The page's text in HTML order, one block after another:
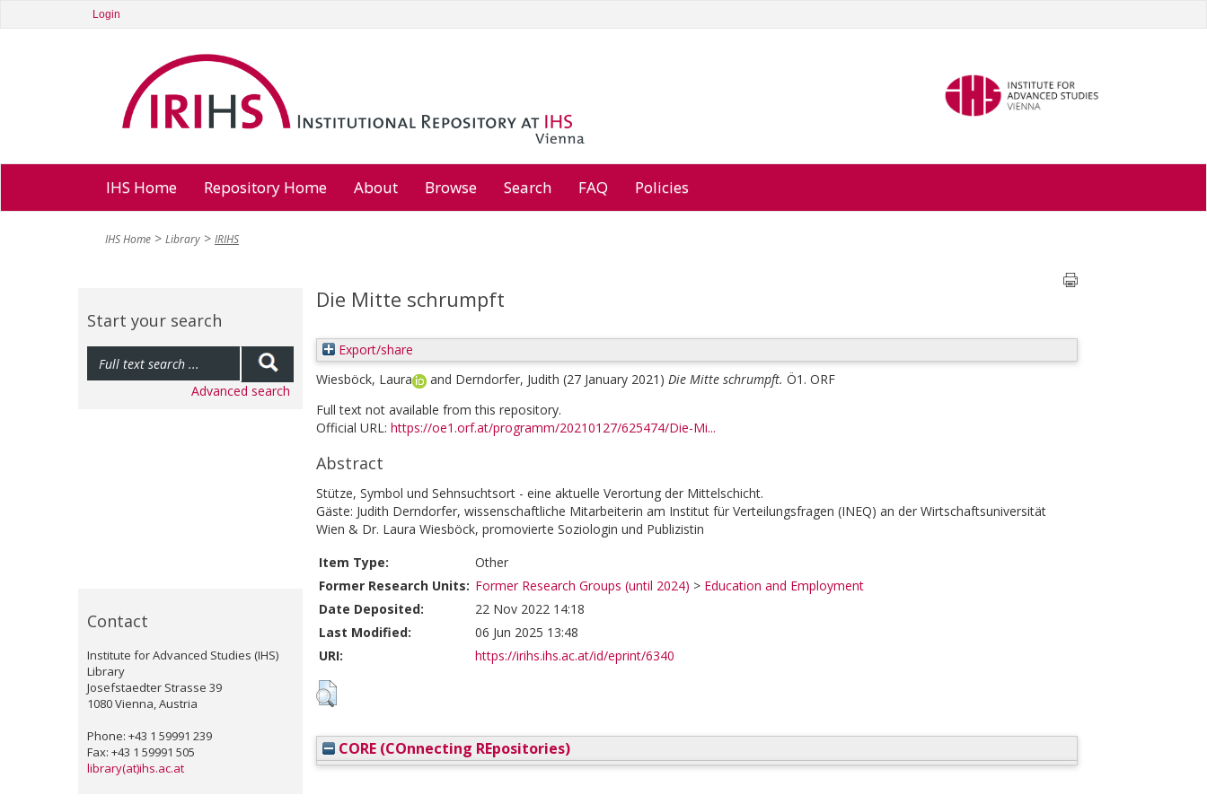
Login
IHS Home Repository Home About Browse Search FAQ Policies
IHS Home Library IRIHS
Start your search
Advanced search
Contact
Institute for Advanced Studies (IHS)
Library
Josefstaedter Strasse 39
1080 Vienna, Austria
Phone: +43 1 59991 239
Fax: +43 1 59991 505
library(at)ihs.ac.at
Die Mitte schrumpft
Export/share
Wiesböck, Laura
and Derndorfer, Judith (27 January 2021) Die Mitte schrumpft. Ö1. ORF
Full text not available from this repository.
Official URL: https://oe1.orf.at/programm/20210127/625474/Die-Mi...
Abstract
Stütze, Symbol und Sehnsuchtsort - eine aktuelle Verortung der Mittelschicht.
Gäste: Judith Derndorfer, wissenschaftliche Mitarbeiterin am Institut für Verteilungsfragen (INEQ) an der Wirtschaftsuniversität
Wien & Dr. Laura Wiesböck, promovierte Soziologin und Publizistin
Item Type:
Other
Former Research Units: Former Research Groups (until 2024) > Education and Employment
Date Deposited:
22 Nov 2022 14:18
Last Modified:
06 Jun 2025 13:48
URI:
https://irihs.ihs.ac.at/id/eprint/6340
CORE (COnnecting REpositories)